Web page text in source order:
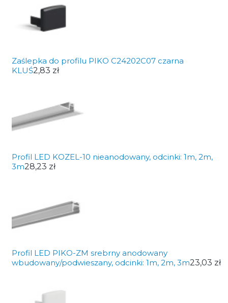
Zaślepka do profilu PIKO C24202C07 czarna
KLUŚ2,83 zł
Profil LED KOZEL-10 nieanodowany, odcinki: 1m, 2m,
3m28,23 zł
Profil LED PIKO-ZM srebrny anodowany
wbudowany/podwieszany, odcinki: 1m, 2m, 3m23,03 zł